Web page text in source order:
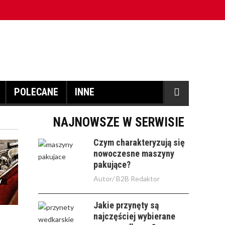
POLECANE INNE
NAJNOWSZE W SERWISIE
Czym charakteryzują się
nowoczesne maszyny
pakujące?
Autor/ B2B Redaktor
Jakie przynęty są
najczęściej wybierane